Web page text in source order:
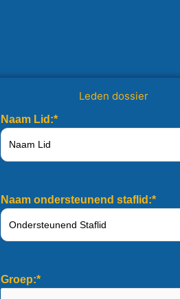
Leden dossier
Naam Lid:*
Naam ondersteunend staflid:*
Groep:*